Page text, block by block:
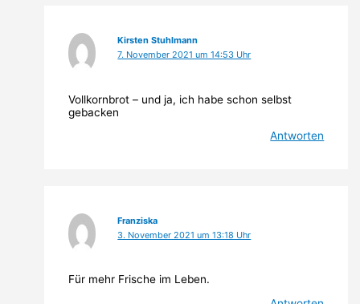
Kirsten Stuhlmann
7. November 2021 um 14:53 Uhr
Vollkornbrot – und ja, ich habe schon selbst
gebacken
Antworten
Franziska
3. November 2021 um 13:18 Uhr
Für mehr Frische im Leben.